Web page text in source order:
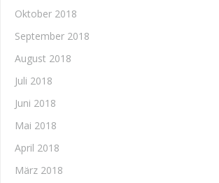
Oktober 2018
September 2018
August 2018
Juli 2018
Juni 2018
Mai 2018
April 2018
März 2018